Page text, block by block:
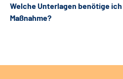
Welche Unterlagen benötige
Maßnahme?